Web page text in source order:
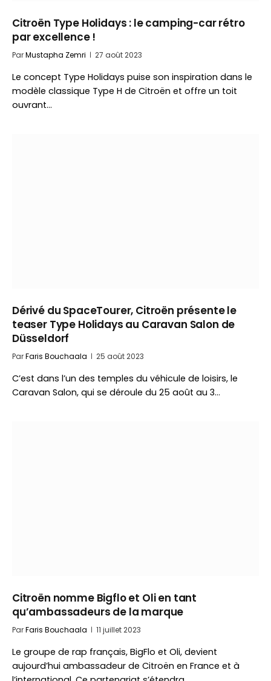
Citroën Type Holidays : le camping-car rétro
par excellence !
ParMustapha Zemri 27 août 2023
Le concept Type Holidays puise son inspiration dans le
modèle classique Type H de Citroën et offre un toit
ouvrant…
Dérivé du SpaceTourer, Citroën présente le
teaser Type Holidays au Caravan Salon de
Düsseldorf
ParFaris Bouchaala 25 août 2023
C’est dans l’un des temples du véhicule de loisirs, le
Caravan Salon, qui se déroule du 25 août au 3…
Citroën nomme Bigflo et Oli en tant
qu’ambassadeurs de la marque
ParFaris Bouchaala 11 juillet 2023
Le groupe de rap français, BigFlo et Oli, devient
aujourd’hui ambassadeur de Citroën en France et à